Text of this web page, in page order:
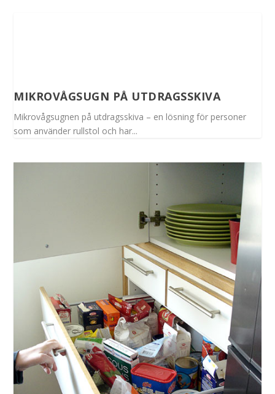
MIKROVÅGSUGN PÅ UTDRAGSSKIVA
Mikrovågsugnen på utdragsskiva – en lösning för personer
som använder rullstol och har...